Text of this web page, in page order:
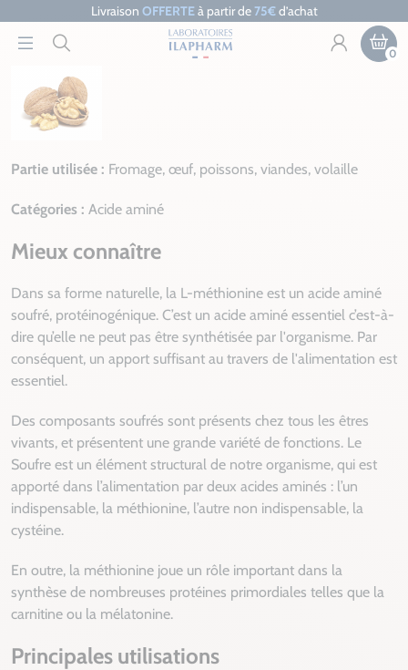
Livraison OFFERTEà partir de 75€d’achat
0
Partie utilisée : Fromage, œuf, poissons, viandes, volaille
Catégories : Acide aminé
Mieux connaître
Dans sa forme naturelle, la L-méthionine est un acide aminé
soufré, protéinogénique. C’est un acide aminé essentiel c’est-à-
dire qu’elle ne peut pas être synthétisée par l'organisme. Par
conséquent, un apport suffisant au travers de l'alimentation est
essentiel.
Des composants soufrés sont présents chez tous les êtres
vivants, et présentent une grande variété de fonctions. Le
Soufre est un élément structural de notre organisme, qui est
apporté dans l’alimentation par deux acides aminés : l’un
indispensable, la méthionine, l’autre non indispensable, la
cystéine.
En outre, la méthionine joue un rôle important dans la
synthèse de nombreuses protéines primordiales telles que la
carnitine ou la mélatonine.
Principales utilisations